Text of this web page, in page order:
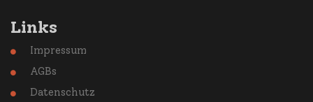
Links
 Impressum
 AGBs
 Datenschutz